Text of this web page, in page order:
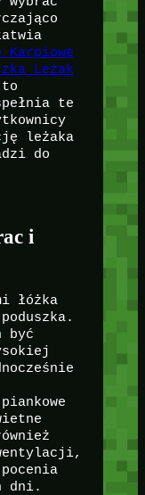
Karpiowe
Leżak
to
te
leżaka
do
i
łóżka
być
dni.